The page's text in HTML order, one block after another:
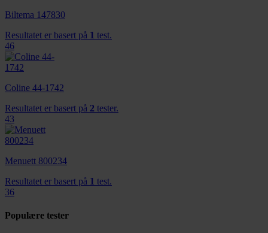
Biltema 147830
Resultatet er basert på 1 test.
46
Coline 44-1742
Resultatet er basert på 2 tester.
43
Menuett 800234
Resultatet er basert på 1 test.
36
Populære tester